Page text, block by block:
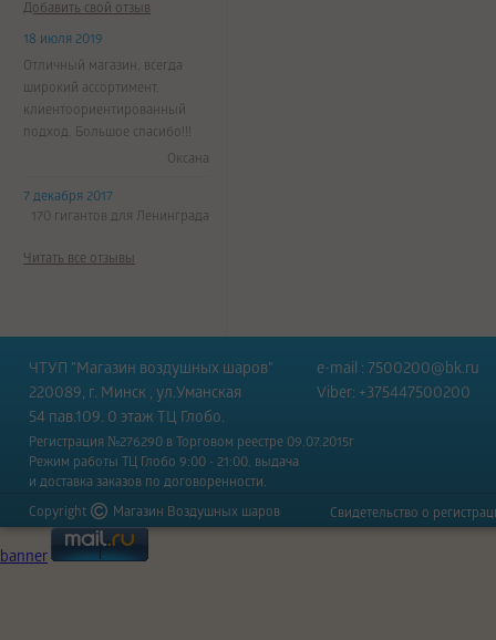
Добавить свой отзыв
18 июля 2019
Отличный магазин, всегда
широкий ассортимент,
клиентоориентированный
подход. Большое спасибо!!!
Оксана
7 декабря 2017
170 гигантов для Ленинграда
Читать все отзывы
ЧТУП "Магазин воздушных шаров"
220089, г. Минск , ул.Уманская
54 пав.109. 0 этаж ТЦ Глобо.
e-mail : 7500200@bk.ru
Viber: +375447500200
Регистрация №276290 в Торговом реестре 09.07.2015г
Режим работы ТЦ Глобо 9:00 - 21:00, выдача
и доставка заказов по договоренности.
Copyright
Магазин Воздушных шаров Свидетельство о
banner